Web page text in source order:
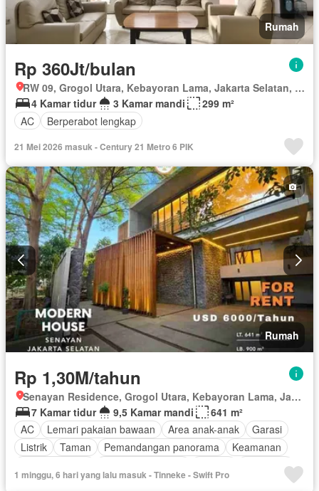
Rumah
Rp 360Jt/bulan
RW 09, Grogol Utara, Kebayoran Lama, Jakarta Selatan, Daerah Khusus Ibukota Jakarta
4 Kamar tidur
3 Kamar mandi
299 m²
AC
Berperabot lengkap
21 Mei 2026 masuk - Century 21 Metro 6 PIK
Rumah
Rp 1,30M/tahun
Senayan Residence, Grogol Utara, Kebayoran Lama, Jakarta Selatan, Daerah Khusus Ibukota Jakarta
7 Kamar tidur
9,5 Kamar mandi
641 m²
AC
Lemari pakaian bawaan Area anak-anak
Garasi
Listrik
Taman Pemandangan panorama
Keamanan
Tangki air
Air
Halaman
1 minggu, 6 hari yang lalu masuk - Tinneke - Swift Pro